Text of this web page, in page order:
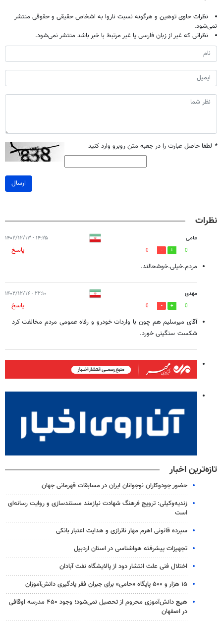
نظرات حاوی توهین و هرگونه نسبت ناروا به اشخاص حقیقی و حقوقی منتشر
نمی‌شود.
نظراتی که غیر از زبان فارسی یا غیر مرتبط با خبر باشد منتشر نمی‌شود.
* لطفا حاصل عبارت را در جعبه متن روبرو وارد کنید
ارسال
نظرات
عامی ۱۴:۲۵ - ۱۴۰۲/۱۲/۱۳
0
0
پاسخ
مردم.خیلی.خوشحالند.
مهدی ۲۲:۱۰ - ۱۴۰۲/۱۲/۱۴
0
0
پاسخ
آقای میرسلیم هم چون با واردات خودرو و رفاه عمومی مردم مخالفت کرد
شکست سنگینی خورد.
تازه‌ترین اخبار
حضور جودوکاران نوجوانان ایران در مسابقات قهرمانی جهان
زندیه‌وکیلی: ترویج فرهنگ شهادت نیازمند مستندسازی و روایت رسانه‌ای
است
سپرده قانونی اهرم مهار ناترازی و هدایت اعتبار بانکی
تجهیزات پیشرفته هواشناسی در استان اردبیل
اختلال فنی علت انتشار دود از پالایشگاه نفت آبادان
۱۵ هزار و ۵۰۰ پایگاه «حامی» برای جبران فقر یادگیری دانش‌آموزان
هیچ دانش‌آموزی محروم از تحصیل نمی‌شود؛ وجود ۴۵۰ مدرسه اوقافی
در اصفهان